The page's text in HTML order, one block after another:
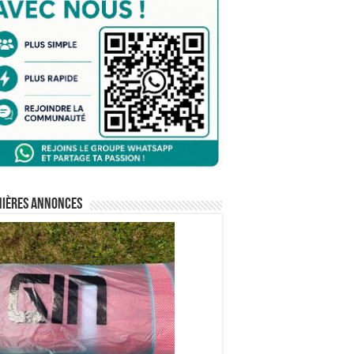
annonces